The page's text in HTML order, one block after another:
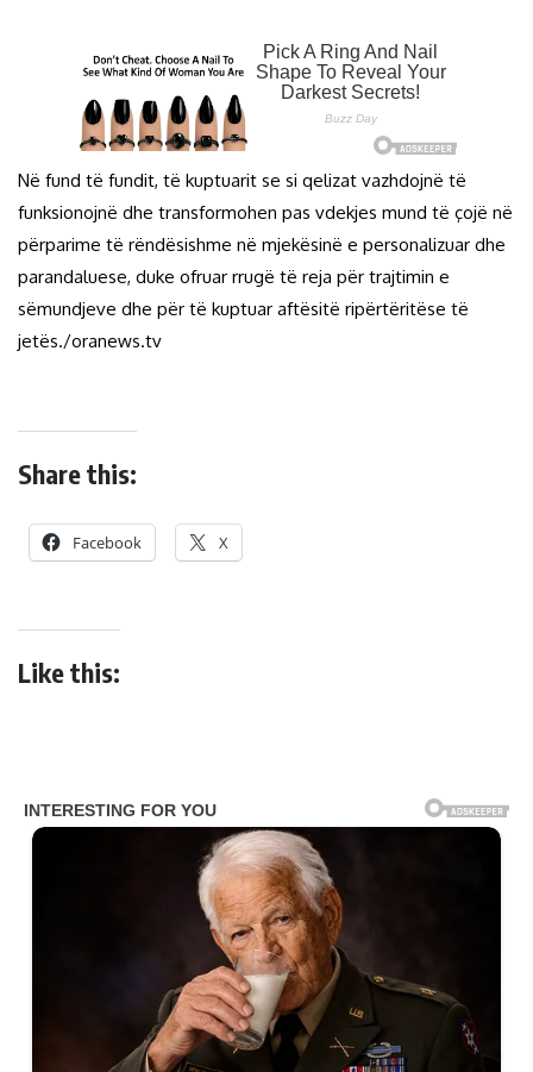
Në fund të fundit, të kuptuarit se si qelizat vazhdojnë të
funksionojnë dhe transformohen pas vdekjes mund të çojë në
përparime të rëndësishme në mjekësinë e personalizuar dhe
parandaluese, duke ofruar rrugë të reja për trajtimin e
sëmundjeve dhe për të kuptuar aftësitë ripërtëritëse të
jetës./oranews.tv
Share this:
Facebook X
Like this: